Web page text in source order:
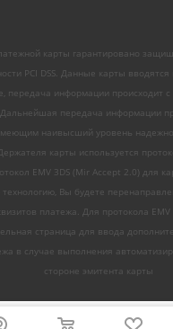
карты гарантировано
PCI DSS. Данные карты
передача информации происходит
передача информации
наивысший уровень
карты используется
EMV 3DS (Mir Accept 2.0) для
Вы будете
платежа. Для протокола
страница для ввода
в случае выполнения
стороне эмитента карты